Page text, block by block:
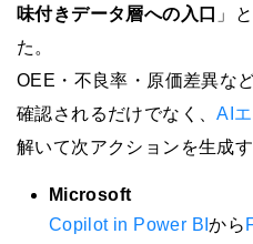
味付きデータ層への入口 」
た。
OEE・不良率・原価差異な
確認されるだけでなく、AI
解いて次アクションを生成
Microsoft
Copilot in Power BIから